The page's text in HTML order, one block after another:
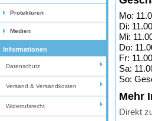
Protektoren
Medien
Informationen
Datenschutz
Versand & Versandkosten
Widerrufsrecht
Mo:
Di:
Mi:
Do:
Fr:
Sa:
So:
Mehr
Direkt